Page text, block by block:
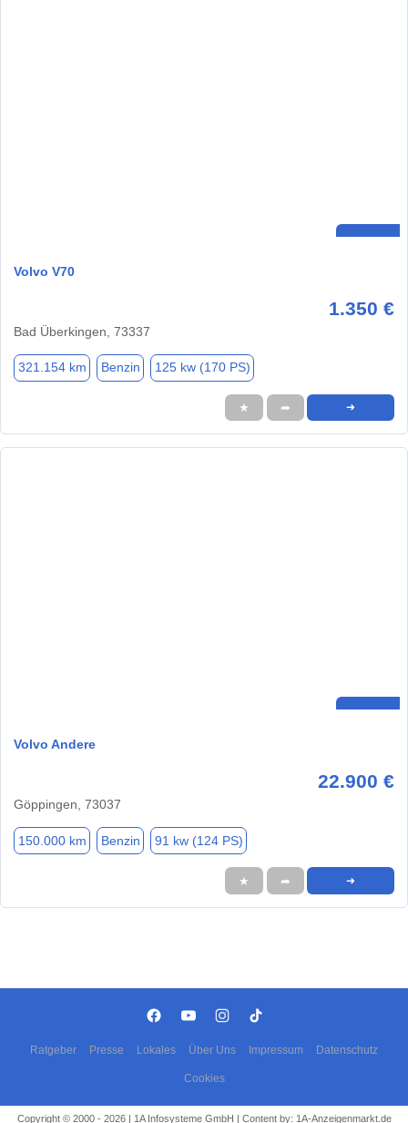
Volvo V70
1.350 €
Bad Überkingen, 73337
321.154 km Benzin 125 kw (170 PS)
★ ➦ ➜
Volvo Andere
22.900 €
Göppingen, 73037
150.000 km Benzin 91 kw (124 PS)
★ ➦ ➜
Ratgeber Presse Lokales Über Uns Impressum Datenschutz
Cookies
Copyright © 2000 - 2026 | 1A Infosysteme GmbH | Content by: 1A-Anzeigenmarkt.de